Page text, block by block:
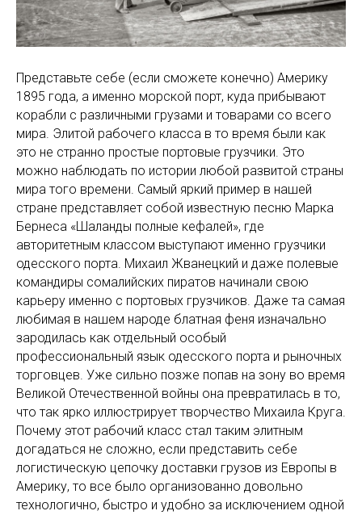
Представьте себе (если сможете конечно) Америку
1895 года, а именно морской порт, куда прибывают
корабли с различными грузами и товарами со всего
мира. Элитой рабочего класса в то время были как
это не странно простые портовые грузчики. Это
можно наблюдать по истории любой развитой страны
мира того времени. Самый яркий пример в нашей
стране представляет собой известную песню Марка
Бернеса «Шаланды полные кефалей», где
авторитетным классом выступают именно грузчики
одесского порта. Михаил Жванецкий и даже полевые
командиры сомалийских пиратов начинали свою
карьеру именно с портовых грузчиков. Даже та самая
любимая в нашем народе блатная феня изначально
зародилась как отдельный особый
профессиональный язык одесского порта и рыночных
торговцев. Уже сильно позже попав на зону во время
Великой Отечественной войны она превратилась в то,
что так ярко иллюстрирует творчество Михаила Круга.
Почему этот рабочий класс стал таким элитным
догадаться не сложно, если представить себе
логистическую цепочку доставки грузов из Европы в
Америку, то все было организованно довольно
технологично, быстро и удобно за исключением одной